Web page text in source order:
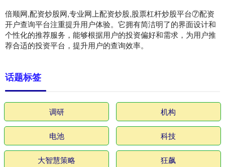
倍顺网,配资炒股网,专业网上配资炒股,股票杠杆炒股平台⑦配资
开户查询平台注重提升用户体验。它拥有简洁明了的界面设计和
个性化的推荐服务，能够根据用户的投资偏好和需求，为用户推
荐合适的投资平台，提升用户的查询效率。
话题标签
调研 机构
电池 科技
大智慧策略 狂飙